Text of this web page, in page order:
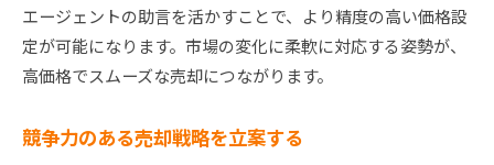
エージェントの助言を活かすことで、より精度の高い価格設
定が可能になります。市場の変化に柔軟に対応する姿勢が、
高価格でスムーズな売却につながります。
競争力のある売却戦略を立案する